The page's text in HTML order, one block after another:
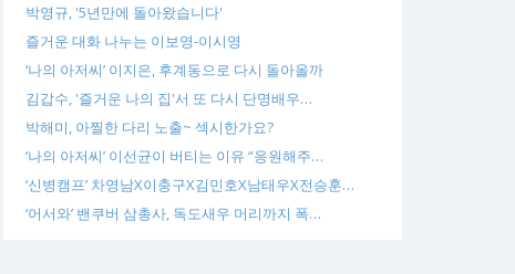
박영규, '5년만에 돌아왔습니다'
즐거운 대화 나누는 이보영-이시영
‘나의 아저씨’ 이지은, 후계동으로 다시 돌아올까
김갑수, '즐거운 나의 집'서 또 다시 단명배우…
박해미, 아찔한 다리 노출~ 섹시한가요?
‘나의 아저씨’ 이선균이 버티는 이유 “응원해주…
‘신병캠프’ 차영남X이충구X김민호X남태우X전승훈…
‘어서와’ 밴쿠버 삼총사, 독도새우 머리까지 폭…